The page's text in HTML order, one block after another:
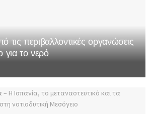
τις περιβαλλοντικές οργανώσεις
για το νερό